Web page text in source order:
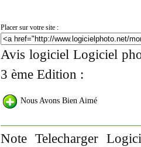
Placer sur votre site :
Avis logiciel Logiciel
3 ème Edition :
Nous Avons Bien Aimé
Note Telecharger